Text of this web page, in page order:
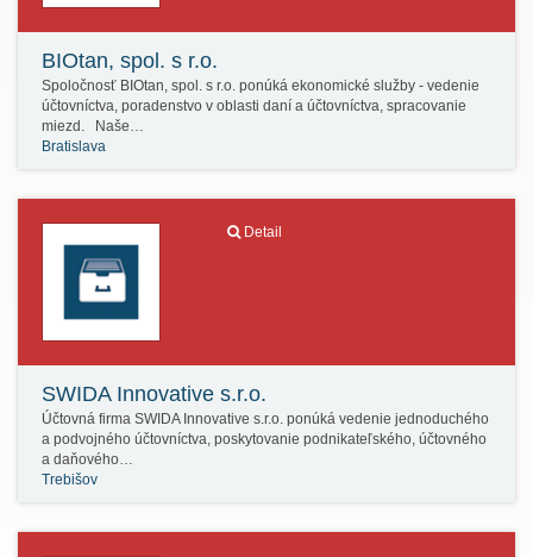
BIOtan, spol. s r.o.
Spoločnosť BIOtan, spol. s r.o. ponúká ekonomické služby - vedenie
účtovníctva, poradenstvo v oblasti daní a účtovníctva, spracovanie
miezd. Naše…
Bratislava
Detail
SWIDA Innovative s.r.o.
Účtovná firma SWIDA Innovative s.r.o. ponúká vedenie jednoduchého
a podvojného účtovníctva, poskytovanie podnikateľského, účtovného
a daňového…
Trebišov